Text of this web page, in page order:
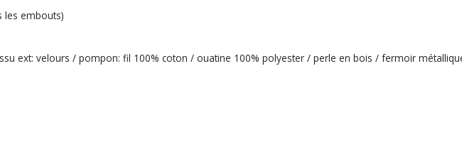
les embouts)
ext: velours / pompon: fil 100% coton / ouatine 100% polyester / perle en bois / fermoir